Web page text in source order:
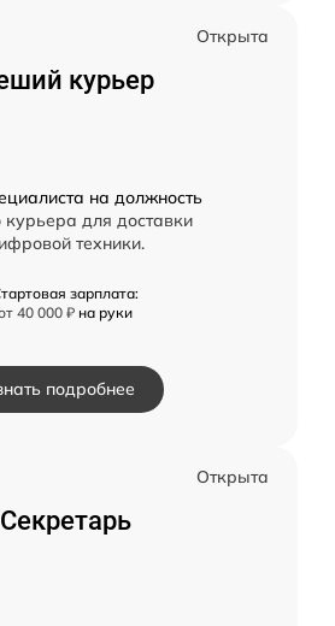
Открыта
курьер
на должность
для доставки
техники.
зарплата:
40 000 ₽ на руки
подробнее
Открыта
Секретарь